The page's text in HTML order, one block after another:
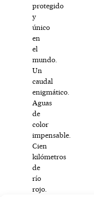
protegido
y
único
en
el
mundo.
Un
caudal
enigmático.
Aguas
de
color
impensable.
Cien
kilómetros
de
río
rojo.